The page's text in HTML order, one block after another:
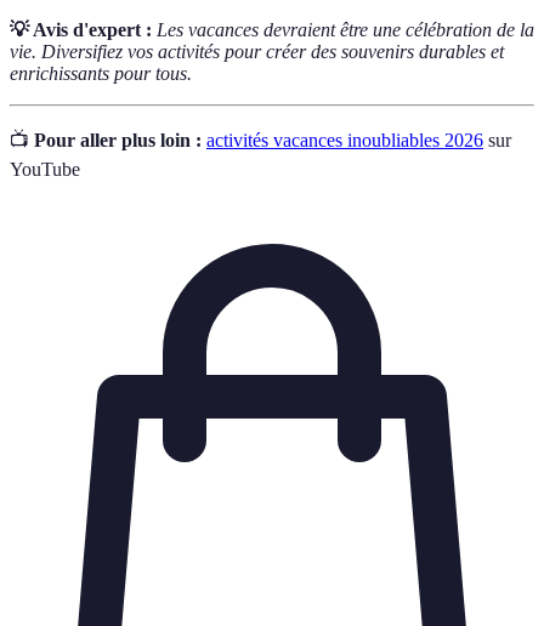
💡 Avis d'expert : Les vacances devraient être une célébration de la
vie. Diversifiez vos activités pour créer des souvenirs durables et
enrichissants pour tous.
📺 Pour aller plus loin : activités vacances inoubliables 2026 sur
YouTube